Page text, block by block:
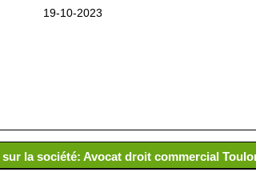
19-10-2023
la société: Avocat droit commercial